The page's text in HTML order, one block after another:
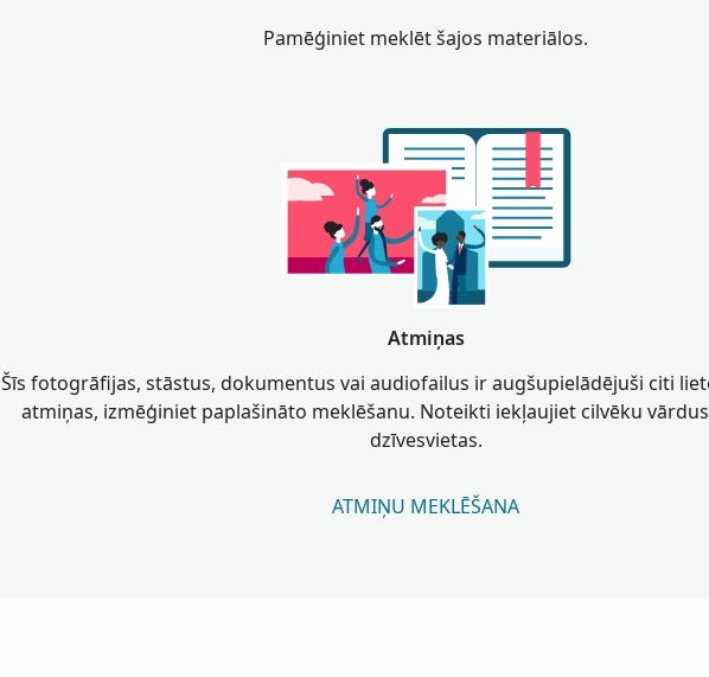
Pamēģiniet meklēt šajos materiālos.
Atmiņas
Šīs fotogrāfijas, stāstus, dokumentus vai audiofailus ir augšupielādējuši citi
atmiņas, izmēģiniet paplašināto meklēšanu. Noteikti iekļaujiet cilvēku
dzīvesvietas.
ATMIŅU MEKLĒŠANA